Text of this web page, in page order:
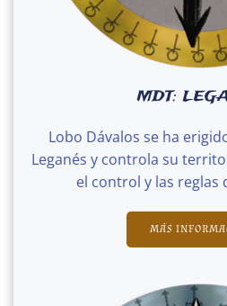
MDT:
Lobo Dávalos se ha
Leganés y controla su
el control y las reglas
MÁS